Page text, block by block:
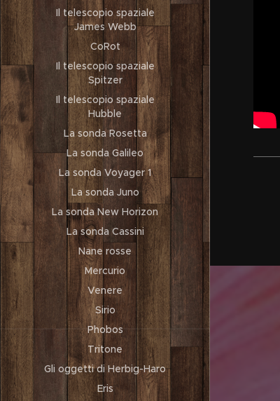
Il telescopio spaziale
James Webb
CoRot
Il telescopio spaziale
Spitzer
Il telescopio spaziale
Hubble
La sonda Rosetta
La sonda Galileo
La sonda Voyager 1
La sonda Juno
La sonda New Horizon
La sonda Cassini
Nane rosse
Mercurio
Venere
Sirio
Phobos
Tritone
Gli oggetti di Herbig-Haro
Eris